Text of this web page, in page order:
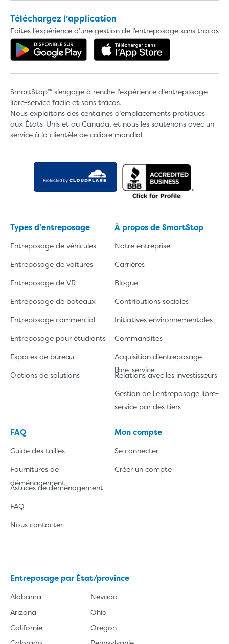
Téléchargez l’application
Faites l’expérience d’une gestion de l’entreposage sans tracas
Obtenez l'application dans Google
SmartStop🅫 s’engage à rendre l’expérience d’entreposage
libre-service facile et sans tracas.
Nous exploitons des centaines d’emplacements pratiques
aux États-Unis et au Canada, et nous les soutenons avec un
service à la clientèle de calibre mondial.
Types d'entreposage
Entreposage de véhicules
Entreposage de voitures
Entreposage de VR
Entreposage de bateaux
Entreposage commercial
Entreposage pour étudiants
Espaces de bureau
Options de solutions
À propos de SmartStop
Notre entreprise
Carrières
Blogue
Contributions sociales
Initiatives environnementales
Commandites
Acquisition d’entreposage
libre-service
Relations avec les investisseurs
Gestion de l'entreposage libre-
service par des tiers
FAQ
Guide des tailles
Fournitures de
déménagement
Astuces de déménagement
FAQ
Nous contacter
Mon compte
Se connecter
Créer un compte
Entreposage par État/province
Alabama
Arizona
Californie
Nevada
Ohio
Oregon